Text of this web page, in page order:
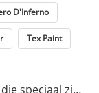
D'Inferno
Tex Paint
speciaal zijn